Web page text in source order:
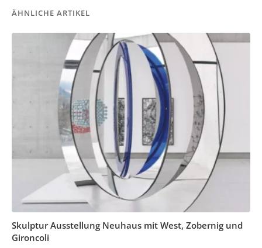
ÄHNLICHE ARTIKEL
Skulptur Ausstellung Neuhaus mit West, Zobernig und
Gironcoli